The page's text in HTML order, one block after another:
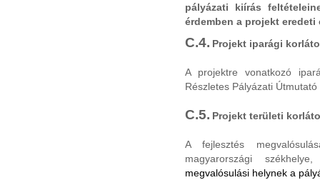
pályázati kiírás
érdemben a projekt eredeti
C.4. Projekt iparági
A projektre vonatkozó
Részletes Pályázati
C.5. Projekt területi
A fejlesztés
magyarországi
megvalósulási helynek a